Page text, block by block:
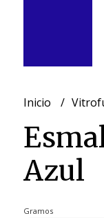
Inicio
Azul
Gramos